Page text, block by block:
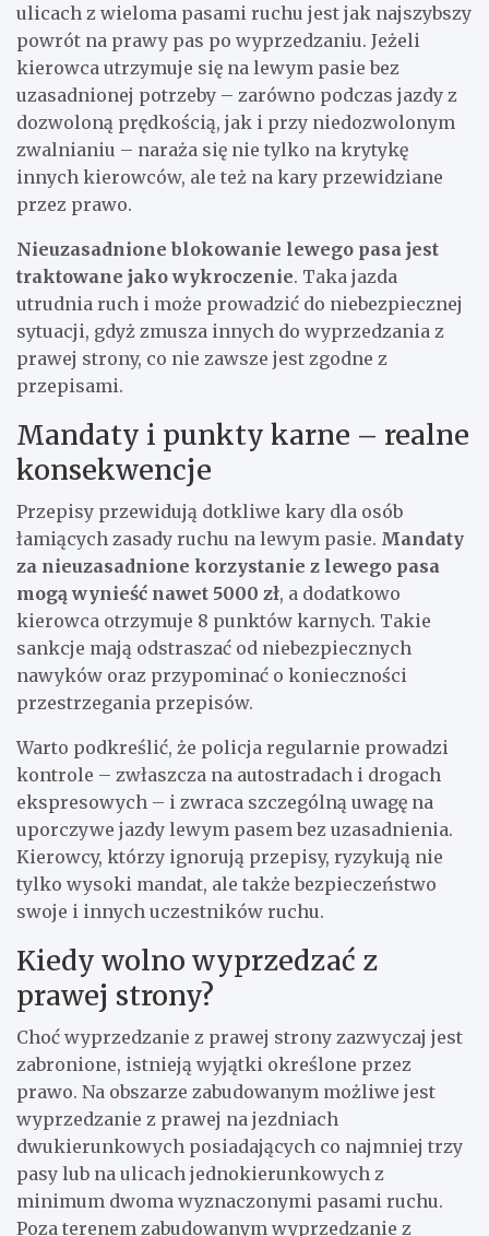
ulicach z wieloma pasami ruchu jest jak najszybszy
powrót na prawy pas po wyprzedzaniu. Jeżeli
kierowca utrzymuje się na lewym pasie bez
uzasadnionej potrzeby – zarówno podczas jazdy z
dozwoloną prędkością, jak i przy niedozwolonym
zwalnianiu – naraża się nie tylko na krytykę
innych kierowców, ale też na kary przewidziane
przez prawo.
Nieuzasadnione blokowanie lewego pasa jest
traktowane jako wykroczenie. Taka jazda
utrudnia ruch i może prowadzić do niebezpiecznej
sytuacji, gdyż zmusza innych do wyprzedzania z
prawej strony, co nie zawsze jest zgodne z
przepisami.
Mandaty i punkty karne – realne
konsekwencje
Przepisy przewidują dotkliwe kary dla osób
łamiących zasady ruchu na lewym pasie. Mandaty
za nieuzasadnione korzystanie z lewego pasa
mogą wynieść nawet 5000 zł, a dodatkowo
kierowca otrzymuje 8 punktów karnych. Takie
sankcje mają odstraszać od niebezpiecznych
nawyków oraz przypominać o konieczności
przestrzegania przepisów.
Warto podkreślić, że policja regularnie prowadzi
kontrole – zwłaszcza na autostradach i drogach
ekspresowych – i zwraca szczególną uwagę na
uporczywe jazdy lewym pasem bez uzasadnienia.
Kierowcy, którzy ignorują przepisy, ryzykują nie
tylko wysoki mandat, ale także bezpieczeństwo
swoje i innych uczestników ruchu.
Kiedy wolno wyprzedzać z
prawej strony?
Choć wyprzedzanie z prawej strony zazwyczaj jest
zabronione, istnieją wyjątki określone przez
prawo. Na obszarze zabudowanym możliwe jest
wyprzedzanie z prawej na jezdniach
dwukierunkowych posiadających co najmniej trzy
pasy lub na ulicach jednokierunkowych z
minimum dwoma wyznaczonymi pasami ruchu.
Poza terenem zabudowanym wyprzedzanie z